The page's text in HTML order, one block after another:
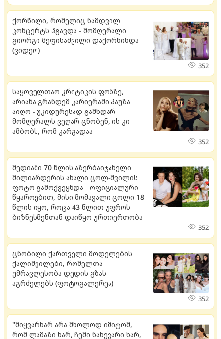
ქორწილი, რომელიც ნამდვილ
კონცერტს ჰგავდა - მომღერალი
გიორგი მეფისაშვილი დაქორწინდა
(ვიდეო)
352
საყოველთაო კრიტიკის ფონზე,
არიანა გრანდემ კარიერაში პაუზა
აიღო - უკიდურესად გამხდარ
მომღერალს ვეღარ ცნობენ, ის კი
ამბობს, რომ კარგადაა
352
მედიაში 70 წლის აზერბაიჯანელი
მილიარდერის ახალი ცოლ-შვილის
ფოტო გამოქვეყნდა - ოფიციალური
წყაროებით, მისი მომავალი ცოლი 18
წლის იყო, როცა 43 წლით უფროს
ბიზნესმენთან დაიწყო ურთიერთობა
352
ცნობილი ქართველი მოდელების
ქალიშვილები, რომელთა
უმრავლესობა დედის გზას
აგრძელებს (ფოტოგალერეა)
352
"მიყვარხარ არა მხოლოდ იმიტომ,
რომ ლამაზი ხარ, ჩემი ნახევარი ხარ,